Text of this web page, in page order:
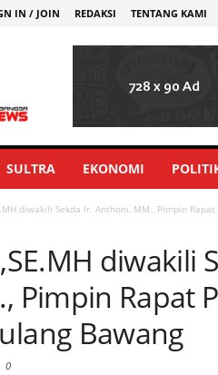
IN / JOIN REDAKSI TENTANG KAMI
SULTRA EKONOMI
diwakili Sekda Ir. Anthoni, MM., Pimpin
diwakili
Pimpin Rapat
Bawang
0